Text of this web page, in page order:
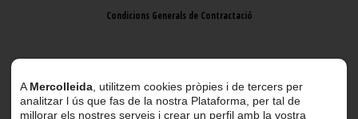
Condicions Generals de Contractació
A Mercolleida , utilitzem cookies pròpies i de tercers per
analitzar l ús que fas de la nostra Plataforma, per tal de
millorar els nostres serveis i crear un perfil amb la vostra